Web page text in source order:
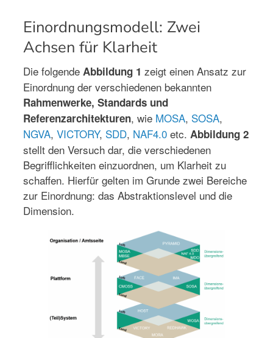
Einordnungsmodell: Zwei
Achsen für Klarheit
Die folgende Abbildung 1 zeigt einen Ansatz zur
Einordnung der verschiedenen bekannten
Rahmenwerke, Standards und
Referenzarchitekturen, wie MOSA, SOSA,
NGVA, VICTORY, SDD, NAF4.0 etc. Abbildung 2
stellt den Versuch dar, die verschiedenen
Begrifflichkeiten einzuordnen, um Klarheit zu
schaffen. Hierfür gelten im Grunde zwei Bereiche
zur Einordnung: das Abstraktionslevel und die
Dimension.